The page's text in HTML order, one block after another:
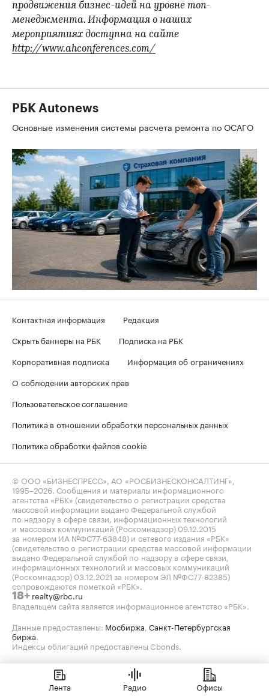
продвижения бизнес-идей на уровне топ-
менеджмента. Информация о наших
мероприятиях доступна на сайте
http://www.ahconferences.com/
РБК Autonews
Основные изменения системы расчета ремонта по ОСАГО
Контактная информация
Редакция
Скрыть баннеры на РБК
Подписка на РБК
Корпоративная подписка
Информация об ограничениях
О соблюдении авторских прав
Пользовательское соглашение
Политика в отношении обработки персональных данных
Политика обработки файлов cookie
© ООО «БИЗНЕСПРЕСС», АО «РОСБИЗНЕСКОНСАЛТИНГ»,
1995–2026. Сообщения и материалы информационного
агентства «РБК» (свидетельство о регистрации средства
массовой информации выдано Федеральной службой
по надзору в сфере связи, информационных технологий
и массовых коммуникаций (Роскомнадзор) 09.12.2015
за номером ИА №ФС77-63848) и сетевого издания «РБК»
(свидетельство о регистрации средства массовой информации
выдано Федеральной службой по надзору в сфере связи,
информационных технологий и массовых коммуникаций
(Роскомнадзор) 03.12.2021 за номером ЭЛ №ФС77-82385)
сопровождаются пометкой «РБК».
18+ realty@rbc.ru
Владельцем сайта является информационное агентство «РБК».
Данные предоставлены: Мосбиржа, Санкт-Петербургская
биржа.
Индексы облигаций предоставлены Cbonds.
Лента Радио Офисы